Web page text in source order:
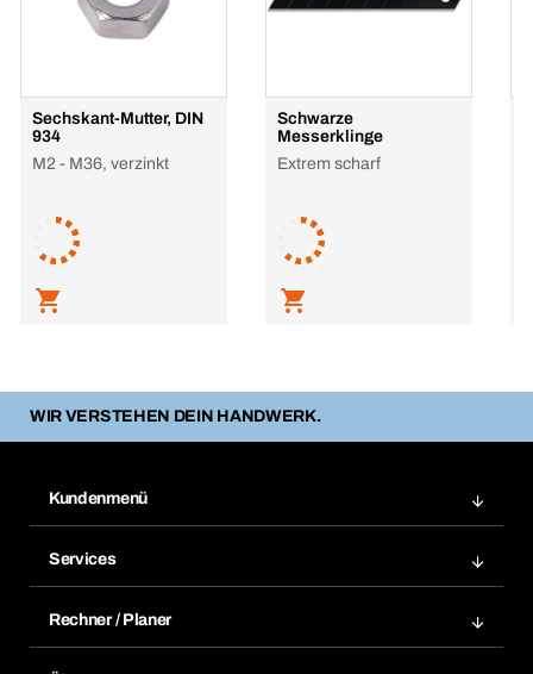
Sechskant-Mutter, DIN
934
M2 - M36, verzinkt
Schwarze
Messerklinge
Extrem scharf
WIR VERSTEHEN DEIN HANDWERK.
Kundenmenü
Rechnungen
Daueraufträge
Services
Rechner / Planer